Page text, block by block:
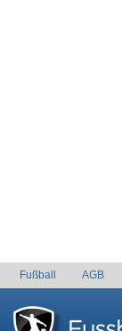
Fußball AGB